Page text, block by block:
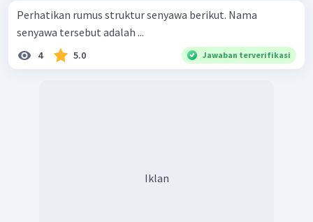
Perhatikan rumus struktur senyawa berikut. Nama
senyawa tersebut adalah ...
4 5.0 Jawaban terverifikasi
Iklan